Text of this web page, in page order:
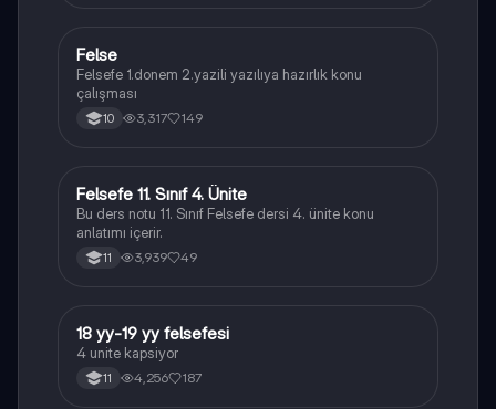
Felsefe
Felse
Felsefe 1.donem 2.yazili yazılıya hazırlık konu
çalışması
10 3,317 149
Felsefe
Felsefe 11. Sınıf 4. Ünite
Bu ders notu 11. Sınıf Felsefe dersi 4. ünite konu
anlatımı içerir.
11 3,939 49
Felsefe
18 yy-19 yy felsefesi
4 unite kapsiyor
11 4,256 187